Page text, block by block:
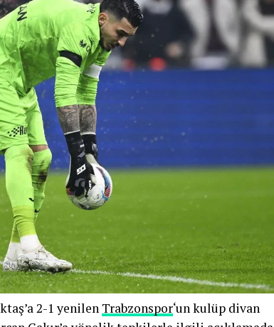
2-1 yenilen Trabzonspor‘un kulüp divan